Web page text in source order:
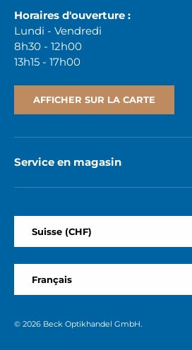
Horaires d'ouverture :
Lundi - Vendredi
8h30 - 12h00
13h15 - 17h00
AFFICHER SUR LA CARTE
Service en magasin
Suisse (CHF)
Français
© 2026 Beck Optikhandel GmbH.